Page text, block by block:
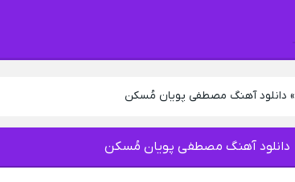
» دانلود آهنگ مصطفی پویان مُسکن
دانلود آهنگ مصطفی پویان مُسکن